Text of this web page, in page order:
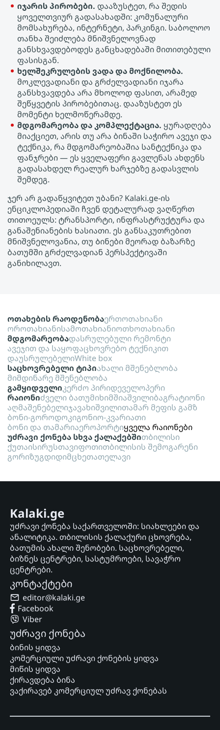
იჯარის პირობები. დააზუსტეთ, რა შედის
ყოველთვიურ გადასახადში: კომუნალური
მომსახურება, ინტერნეტი, პარკინგი. საბოლოო
თანხა შეიძლება მნიშვნელოვნად
განსხვავდებოდეს განცხადებაში მითითებული
ფასისგან.
ხელშეკრულების ვადა და მოქნილობა.
მოკლევადიანი და გრძელვადიანი იჯარა
განსხვავდება არა მხოლოდ ფასით, არამედ
შეწყვეტის პირობებითაც. დააზუსტეთ ეს
მომენტი ხელმოწერამდე.
მდგომარეობა და კომპლექტაცია. ყურადღება
მიაქციეთ, არის თუ არა ბინაში საჭირო ავეჯი და
ტექნიკა, რა მდგომარეობაშია სანტექნიკა და
ფანჯრები — ეს ყველაფერი გავლენას ახდენს
გადასახდელ რეალურ ხარჯებზე გადასვლის
შემდეგ.
ჯერ არ გადაწყვიტეთ უბანი? Kalaki.ge-ის
ენციკლოპედიაში ჩვენ დეტალურად ვაღწერთ
თითოეულს: ტრანსპორტი, ინფრასტრუქტურა და
განაშენიანების ხასიათი. ეს განსაკუთრებით
მნიშვნელოვანია, თუ Ბინები მეორად ბაზარზე
ბათუმში გრძელვადიან პერსპექტივაში
განიხილავთ.
ოთახების რაოდენობაერთოთახიანი
ოროთახიანისამოთახიანიოთხოთახიანი
მდგომარეობადასრულებული რემონტი
ავეჯით და საყოფაცხოვრებო ტექნიკით
დაუსრულებელიWhite box
საცხოვრებელი ტიპიახალი მშენებლობა
მიმდინარე მშენებლობა
გამყიდველიკერძო პირიდეველოპერი
რაიონიძველი ბათუმიხიმშიაშვილიბაგრატიონი
აღმაშენებელიჯავახიშვილითამარ მეფის გამზ
ბონი-გოროდოკიგონიო-კვარიათი
ბონი და თამარიაეროპორტიყველა რაიონები
უძრავი ქონება სხვა ქალაქებშითბილისი
ქუთაისირუსთავიფოთითბილისის შემოგარენი
გორიზუგდიდიმცხეთათელავი
Kalaki.ge
უძრავი ქონება საქართველოში: სიახლეები და
ანალიტიკა. თბილისის ქალაქური ცხოვრება,
ბათუმის ახალი შენობები. საცხოვრებელი,
ბიზნეს ცენტრები, სასტუმროები, სავაჭრო
ცენტრები.
კონტაქტები
editor@kalaki.ge
Facebook
Viber
უძრავი ქონება
ბინის ყიდვა
კომერციული უძრავი ქონების ყიდვა
მიწის ყიდვა
ქირავდება ბინა
ვაქირავებ კომერციულ უძრავ ქონებას